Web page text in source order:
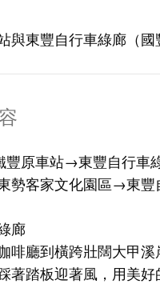
與東豐自行車綠廊（國
豐原車站→東豐自行
勢客家文化園區→東
廊
啡廳到橫跨壯闊大甲
著踏板迎著風，用美